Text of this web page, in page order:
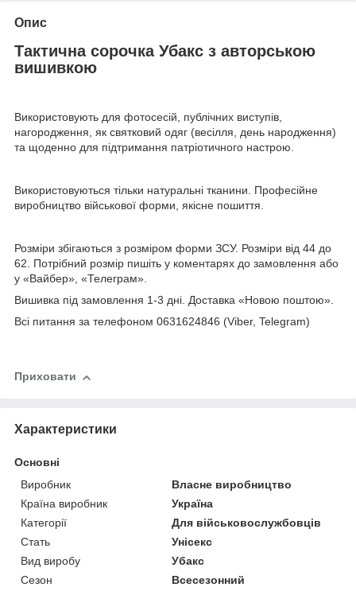
Опис
Тактична сорочка Убакс з авторською
вишивкою
Використовують для фотосесій, публічних виступів,
нагородження, як святковий одяг (весілля, день народження)
та щоденно для підтримання патріотичного настрою.
Використовуються тільки натуральні тканини. Професійне
виробництво військової форми, якісне пошиття.
Розміри збігаються з розміром форми ЗСУ. Розміри від 44 до
62. Потрібний розмір пишіть у коментарях до замовлення або
у «Вайбер», «Телеграм».
Вишивка під замовлення 1-3 дні. Доставка «Новою поштою».
Всі питання за телефоном 0631624846 (Viber, Telegram)
Приховати
Характеристики
Основні
Виробник
Власне виробництво
Країна виробник
Україна
Категорії
Для військовослужбовців
Стать
Унісекс
Вид виробу
Убакс
Сезон
Всесезонний